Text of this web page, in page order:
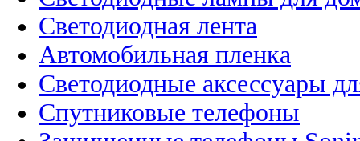
Светодиодная лента
Автомобильная пленка
Светодиодные аксессуары
Спутниковые телефоны